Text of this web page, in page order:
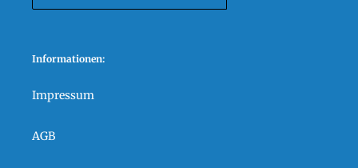
Informationen:
Impressum
AGB